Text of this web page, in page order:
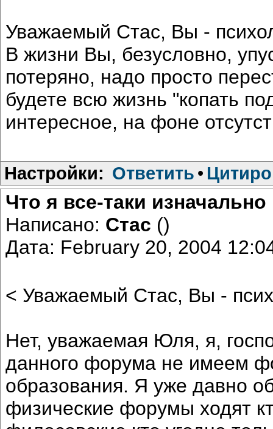
Уважаемый Стас, Вы -
В жизни Вы, безусловно,
потеряно, надо просто
будете всю жизнь "копать
интересное, на фоне
Настройки: Ответить •
Что я все-таки
Написано: Стас ()
Дата: February 20, 2004
< Уважаемый Стас, Вы -
Нет, уважаемая Юля, я,
данного форума не имеем
образования. Я уже давно
физические форумы ходят